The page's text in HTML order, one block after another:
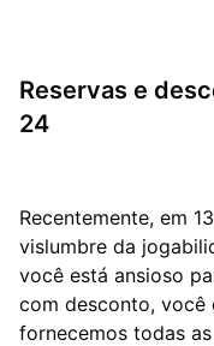
Reservas e
24
Recentemente, em
vislumbre da
você está ansioso
com desconto, você
fornecemos todas